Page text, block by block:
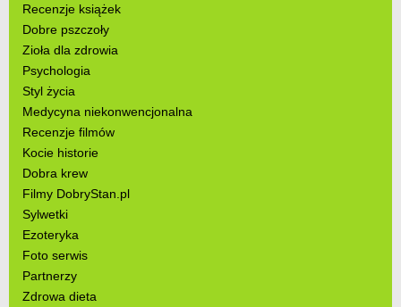
Recenzje książek
Dobre pszczoły
Zioła dla zdrowia
Psychologia
Styl życia
Medycyna niekonwencjonalna
Recenzje filmów
Kocie historie
Dobra krew
Filmy DobryStan.pl
Sylwetki
Ezoteryka
Foto serwis
Partnerzy
Zdrowa dieta